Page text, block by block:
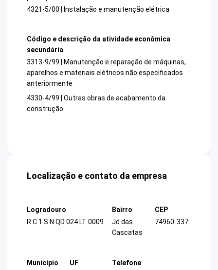
4321-5/00 | Instalação e manutenção elétrica
Código e descrição da atividade econômica
secundária
3313-9/99 | Manutenção e reparação de máquinas,
aparelhos e materiais elétricos não especificados
anteriormente
4330-4/99 | Outras obras de acabamento da
construção
Localização e contato da empresa
Logradouro
R C 1 S N QD 024 LT 0009
Bairro
Jd das
Cascatas
CEP
74960-337
Município
UF
Telefone